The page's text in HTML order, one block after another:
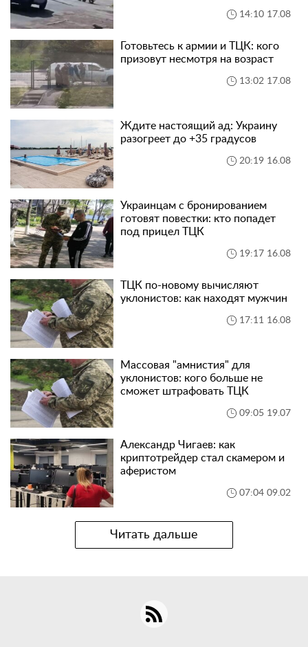
14:10 17.08
Готовьтесь к армии и ТЦК: кого
призовут несмотря на возраст
13:02 17.08
Ждите настоящий ад: Украину
разогреет до +35 градусов
20:19 16.08
Украинцам с бронированием
готовят повестки: кто попадет
под прицел ТЦК
19:17 16.08
ТЦК по-новому вычисляют
уклонистов: как находят мужчин
17:11 16.08
Массовая "амнистия" для
уклонистов: кого больше не
сможет штрафовать ТЦК
09:05 19.07
Александр Чигаев: как
криптотрейдер стал скамером и
аферистом
07:04 09.02
Читать дальше